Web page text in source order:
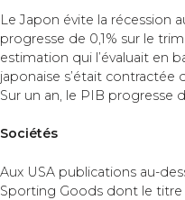
Le Japon évite la récession
progresse de 0,1% sur le
estimation qui l’évaluait en
japonaise s’était contractée
Sur un an, le PIB progresse
Sociétés
Aux USA publications au-
Sporting Goods dont le